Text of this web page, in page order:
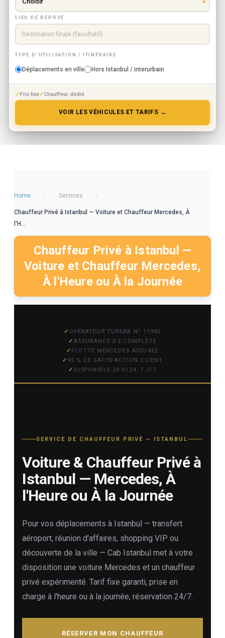
LIEU DE DÉPOSE
TYPE D'UTILISATION / ITINÉRAIRE
Déplacements en ville Hors Istanbul / interurbain
Prix fixe Chauffeur dédié
VOIR LES VÉHICULES ET TARIFS →
Home › Services ›
Chauffeur Privé à Istanbul — Voiture et Chauffeur Mercedes, À
l'H...
Chauffeur Privé à Istanbul —
Voiture et Chauffeur Mercedes,
À l'Heure ou À la Journée
OPÉRATEUR TURSAB N° 11980
ASSURANCE D2 COMPLÈTE
FLOTTE MERCEDES ASSURÉE
95 % DE SATISFACTION CLIENT
DISPONIBLE 24 H/24, 7 J/7
SERVICE DE CHAUFFEUR PRIVÉ — ISTANBUL
Voiture & Chauffeur Privé à
Istanbul — Mercedes, À
l'Heure ou À la Journée
Pour vos déplacements à Istanbul — transfert
aéroport, réunion d'affaires, shopping VIP ou
découverte de la ville — Cab Istanbul met à votre
disposition une voiture Mercedes et un chauffeur
privé expérimenté. Tarif fixe garanti, prise en
charge à l'heure ou à la journée, réservation 24/7.
RÉSERVER MON CHAUFFEUR